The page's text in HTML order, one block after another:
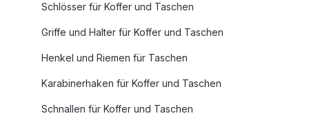
Schlösser für Koffer und Taschen
Griffe und Halter für Koffer und Taschen
Henkel und Riemen für Taschen
Karabinerhaken für Koffer und Taschen
Schnallen für Koffer und Taschen